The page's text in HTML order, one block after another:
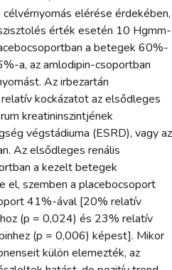
elérése érdekében,
érték esetén 10 Hgmm-
a betegek 60%-
a, az amlodipin-csoportban
Az irbezartán
kockázatot az elsődleges
kreatininszintjének
végstádiuma (ESRD), vagy az
Az elsődleges renális
a kezelt betegek
szemben a placebocsoport
41%-ával [20% relatív
(p = 0,024) és 23% relatív
(p = 0,006) képest]. Mikor
külön elemezték, az